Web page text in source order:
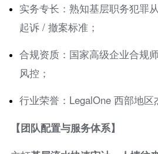
实务专长：熟知基层职务犯罪
起诉 / 撤案标准；
合规资质：国家高级企业合规
风控；
行业荣誉：LegalOne 西部地区
【团队配置与服务体系】